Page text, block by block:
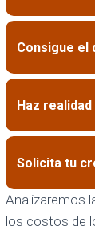
Consigue el
Haz
Solicita tu
Analizaremos
los costos de